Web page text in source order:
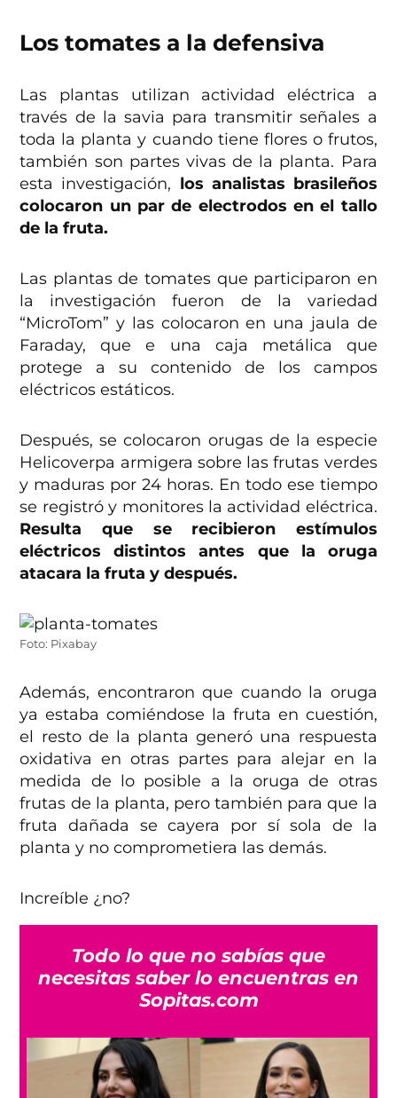
Los tomates a la defensiva
Las plantas utilizan actividad eléctrica a
través de la savia para transmitir señales a
toda la planta y cuando tiene flores o frutos,
también son partes vivas de la planta. Para
esta investigación, los analistas brasileños
colocaron un par de electrodos en el tallo
de la fruta.
Las plantas de tomates que participaron en
la investigación fueron de la variedad
“MicroTom” y las colocaron en una jaula de
Faraday, que e una caja metálica que
protege a su contenido de los campos
eléctricos estáticos.
Después, se colocaron orugas de la especie
Helicoverpa armigera sobre las frutas verdes
y maduras por 24 horas. En todo ese tiempo
se registró y monitores la actividad eléctrica.
Resulta que se recibieron estímulos
eléctricos distintos antes que la oruga
atacara la fruta y después.
Foto: Pixabay
Además, encontraron que cuando la oruga
ya estaba comiéndose la fruta en cuestión,
el resto de la planta generó una respuesta
oxidativa en otras partes para alejar en la
medida de lo posible a la oruga de otras
frutas de la planta, pero también para que la
fruta dañada se cayera por sí sola de la
planta y no comprometiera las demás.
Increíble ¿no?
Todo lo que no sabías que
necesitas saber lo encuentras en
Sopitas.com